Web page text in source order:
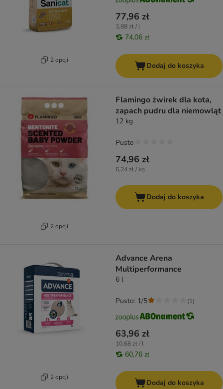
2 opcji
77,96 zł
3,88 zł / l
74,06 zł
Dodaj do koszyka
2 opcji
Flamingo żwirek dla kota,
zapach pudru dla niemowląt
12 kg
74,96 zł
6,24 zł / kg
Pusto
Dodaj do koszyka
2 opcji
Advance Arena
Multiperformance
6 l
63,96 zł
10,68 zł / l
60,76 zł
Pusto: 1/5 (1)
Dodaj do koszyka